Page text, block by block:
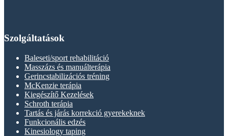
Szolgáltatások
Baleseti/sport rehabilitáció
Masszázs és manuálterápia
Gerincstabilizációs tréning
McKenzie terápia
Kiegészítő Kezelések
Schroth terápia
Tartás és járás korrekció gyerekeknek
Funkcionális edzés
Kinesiology taping